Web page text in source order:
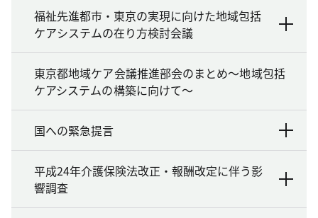
福祉先進都市・東京の実現に向けた地域包括
ケアシステムの在り方検討会議
東京都地域ケア会議推進部会のまとめ～地域包括
ケアシステムの構築に向けて～
国への緊急提言
平成24年介護保険法改正・報酬改定に伴う影
響調査